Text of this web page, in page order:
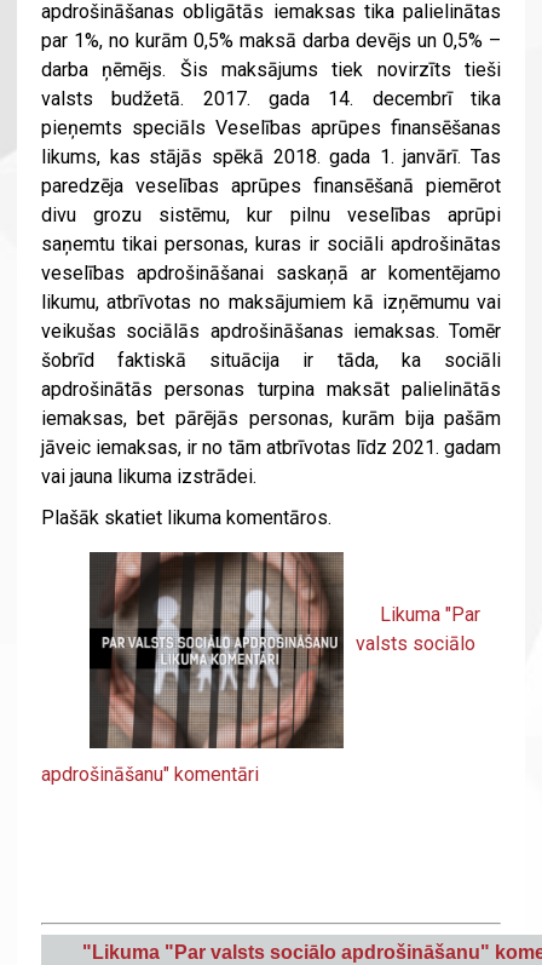
apdrošināšanas obligātās iemaksas tika palielinātas
par 1%, no kurām 0,5% maksā darba devējs un 0,5% –
darba ņēmējs. Šis maksājums tiek novirzīts tieši
valsts budžetā. 2017. gada 14. decembrī tika
pieņemts speciāls Veselības aprūpes finansēšanas
likums, kas stājās spēkā 2018. gada 1. janvārī. Tas
paredzēja veselības aprūpes finansēšanā piemērot
divu grozu sistēmu, kur pilnu veselības aprūpi
saņemtu tikai personas, kuras ir sociāli apdrošinātas
veselības apdrošināšanai saskaņā ar komentējamo
likumu, atbrīvotas no maksājumiem kā izņēmumu vai
veikušas sociālās apdrošināšanas iemaksas. Tomēr
šobrīd faktiskā situācija ir tāda, ka sociāli
apdrošinātās personas turpina maksāt palielinātās
iemaksas, bet pārējās personas, kurām bija pašām
jāveic iemaksas, ir no tām atbrīvotas līdz 2021. gadam
vai jauna likuma izstrādei.
Plašāk skatiet likuma komentāros.
Likuma "Par
valsts sociālo
apdrošināšanu" komentāri
"Likuma "Par valsts sociālo apdrošināšanu"